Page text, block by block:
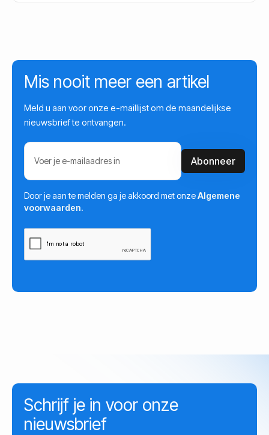
Mis nooit meer een artikel
Meld u aan voor onze e-maillijst om de maandelijkse
nieuwsbrief te ontvangen.
Door je aan te melden ga je akkoord met onzeAlgemene
voorwaarden.
Schrijf je in voor onze
nieuwsbrief